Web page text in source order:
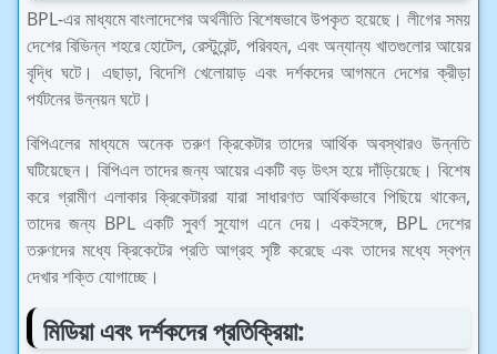
BPL-এর মাধ্যমে বাংলাদেশের অর্থনীতি বিশেষভাবে উপকৃত হয়েছে। লীগের সময়
দেশের বিভিন্ন শহরে হোটেল, রেস্টুরেন্ট, পরিবহন, এবং অন্যান্য খাতগুলোর আয়ের
বৃদ্ধি ঘটে। এছাড়া, বিদেশি খেলোয়াড় এবং দর্শকদের আগমনে দেশের ক্রীড়া
পর্যটনের উন্নয়ন ঘটে।
বিপিএলের মাধ্যমে অনেক তরুণ ক্রিকেটার তাদের আর্থিক অবস্থারও উন্নতি
ঘটিয়েছেন। বিপিএল তাদের জন্য আয়ের একটি বড় উৎস হয়ে দাঁড়িয়েছে। বিশেষ
করে গ্রামীণ এলাকার ক্রিকেটাররা যারা সাধারণত আর্থিকভাবে পিছিয়ে থাকেন,
তাদের জন্য BPL একটি সুবর্ণ সুযোগ এনে দেয়। একইসঙ্গে, BPL দেশের
তরুণদের মধ্যে ক্রিকেটের প্রতি আগ্রহ সৃষ্টি করেছে এবং তাদের মধ্যে স্বপ্ন
দেখার শক্তি যোগাচ্ছে।
মিডিয়া এবং দর্শকদের প্রতিক্রিয়া: